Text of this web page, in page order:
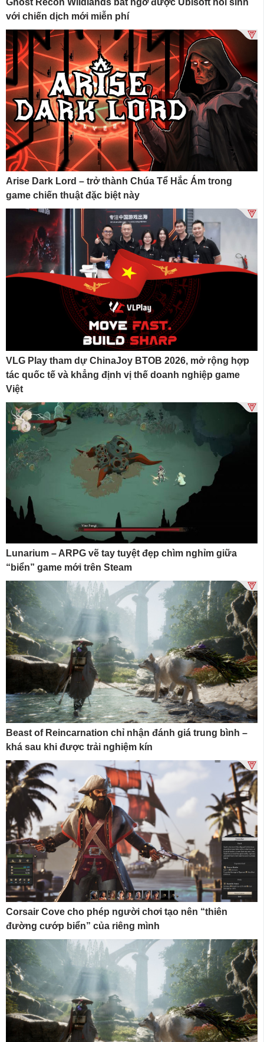
với chiến dịch mới miễn phí
Arise Dark Lord – trở thành Chúa Tể Hắc Ám trong
game chiến thuật đặc biệt này
VLG Play tham dự ChinaJoy BTOB 2026, mở rộng hợp
tác quốc tế và khẳng định vị thế doanh nghiệp game
Việt
Lunarium – ARPG vẽ tay tuyệt đẹp chìm nghỉm giữa
“biển” game mới trên Steam
Beast of Reincarnation chỉ nhận đánh giá trung bình –
khá sau khi được trải nghiệm kín
Corsair Cove cho phép người chơi tạo nên “thiên
đường cướp biển” của riêng mình